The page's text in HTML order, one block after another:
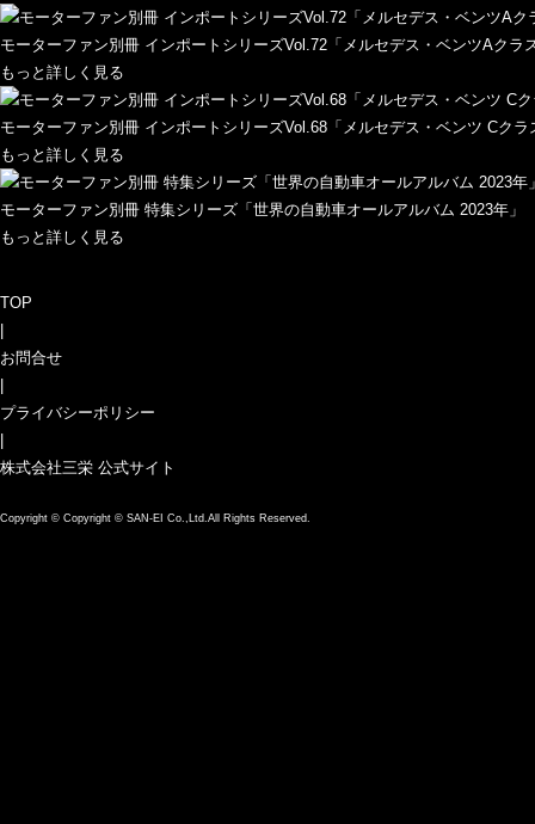
モーターファン別冊 インポートシリーズVol.72「メルセデス・ベンツAクラ
もっと詳しく見る
モーターファン別冊 インポートシリーズVol.68「メルセデス・ベンツ Cクラ
もっと詳しく見る
モーターファン別冊 特集シリーズ「世界の自動車オールアルバム 2023年」
もっと詳しく見る
TOP
お問合せ
プライバシーポリシー
株式会社三栄 公式サイト
Copyright © Copyright © SAN-EI Co.,Ltd.All Rights Reserved.